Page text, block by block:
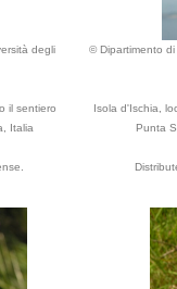
degli
il sentiero
Italia
© Dipartimento
Isola d'Ischia,
Punta